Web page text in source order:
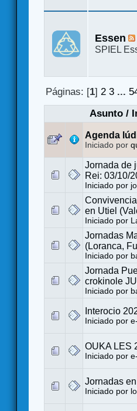
Essen
SPIEL
Páginas: [1]2 3 ...
Asunto/
Agenda
Iniciado por
Jornada de
Rei: 03/10/
Iniciado por
en Utiel
Iniciado por
Jornadas
(Loranca,
Iniciado por
Jornada
crokinole
Iniciado por
Interocio
Iniciado por
OUKA LES
Iniciado por
Jornadas
Iniciado por